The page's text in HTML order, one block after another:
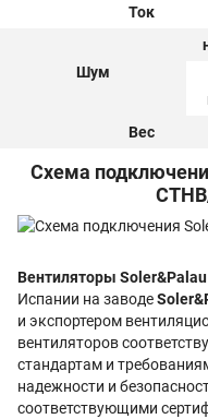
Ток
Шум
Вес
Схема
Вентиляторы
Испании на заводе
и экспортером
вентиляторов
стандартам и
надежности и
соответствующими